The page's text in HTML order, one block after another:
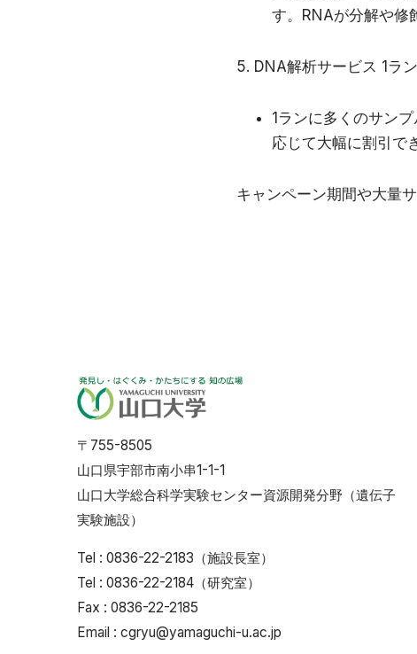
す。RNAが分解や修
DNA解析サービス 1
1ランに多くのサン
応じて大幅に割引で
キャンペーン期間や大量
〒755-8505
山口県宇部市南小串1-1-1
山口大学総合科学実験センター資源開発分野（遺伝子
実験施設）
Tel : 0836-22-2183（施設長室）
Tel : 0836-22-2184（研究室）
Fax : 0836-22-2185
Email : cgryu@yamaguchi-u.ac.jp